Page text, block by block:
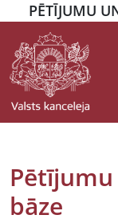
PĒTĪJUMU
bāze